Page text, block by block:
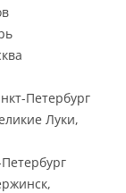
Петербург
Луки,